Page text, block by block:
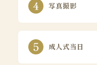
写真撮影
成人式当日